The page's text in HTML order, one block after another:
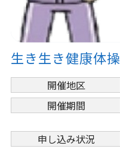
生き生き健康体操
開催地区
開催期間
申し込み状況